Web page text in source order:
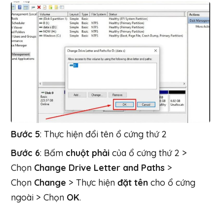
Bước 5: Thực hiện đổi tên ổ cứng thứ 2
Bước 6: Bấm chuột phải của ổ cứng thứ 2 >
Chọn Change Drive Letter and Paths >
Chọn Change > Thực hiện đặt tên cho ổ cứng
ngoài > Chọn OK.